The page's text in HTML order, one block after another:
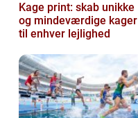
Kage print: skab unikke
og mindeværdige kager
til enhver lejlighed